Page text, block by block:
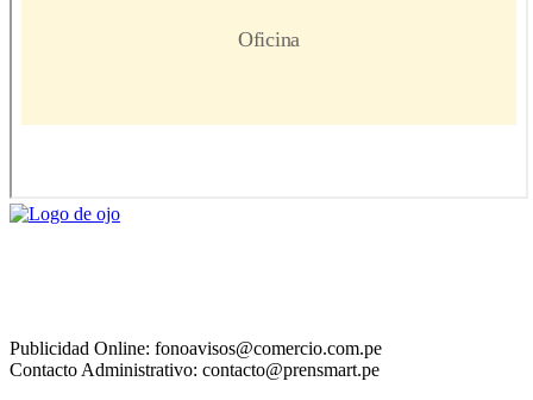
Publicidad Online: fonoavisos@comercio.com.pe
Contacto Administrativo: contacto@prensmart.pe